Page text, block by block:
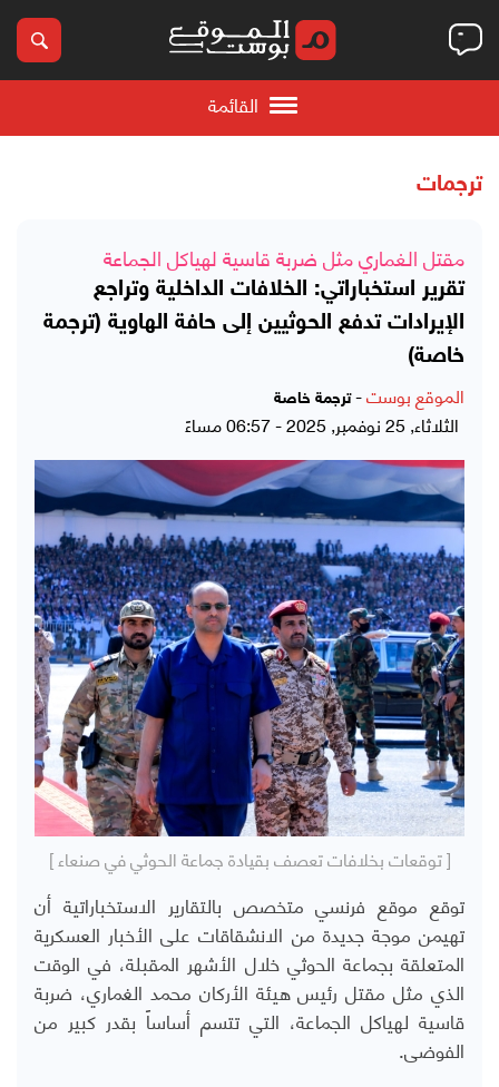
القائمة
ترجمات
مقتل الغماري مثل ضربة قاسية لهياكل الجماعة
تقرير استخباراتي: الخلافات الداخلية وتراجع
الإيرادات تدفع الحوثيين إلى حافة الهاوية (ترجمة
خاصة)
الموقع بوست-ترجمة خاصة
الثلاثاء, 25 نوفمبر, 2025 - 06:57 مساءً
[ توقعات بخلافات تعصف بقيادة جماعة الحوثي في صنعاء ]
توقع موقع فرنسي متخصص بالتقارير الاستخباراتية أن
تهيمن موجة جديدة من الانشقاقات على الأخبار العسكرية
المتعلقة بجماعة الحوثي خلال الأشهر المقبلة، في الوقت
الذي مثل مقتل رئيس هيئة الأركان محمد الغماري، ضربة
قاسية لهياكل الجماعة، التي تتسم أساساً بقدر كبير من
الفوضى.